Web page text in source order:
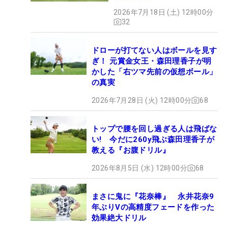
2026年7月18日 (土) 12時00分
32
ドローが打てない人はボールを見す
ぎ！ 元賞金女王・森田理香子が明
かした「右ツマ先前の仮想ボール」
の真実
2026年7月28日 (火) 12時00分 68
トップで腰を回し過ぎる人は飛ばな
い! 今だに260y飛ぶ森田理香子が
教える『お腹ドリル』
2026年8月5日 (水) 12時00分 68
まさに鬼に『花奈棒』 永井花奈9
年ぶりVの高精度フェードを作った
効果絶大ドリル